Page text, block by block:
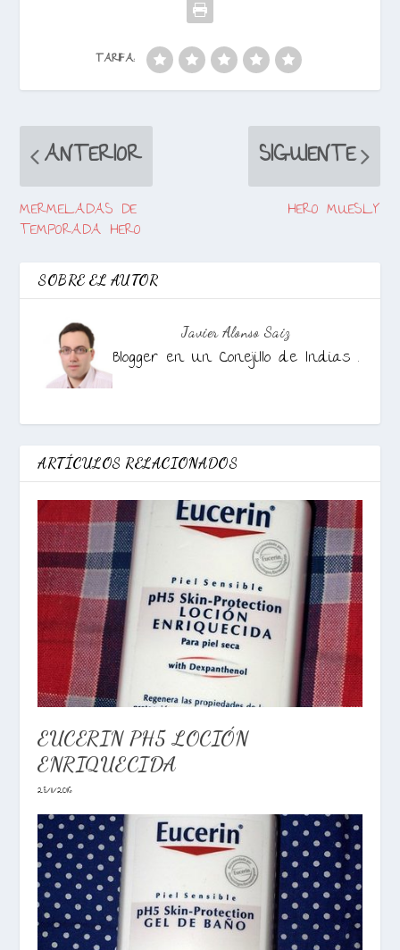
TARIFA:
ANTERIOR
MERMELADAS DE
TEMPORADA HERO
SIGUIENTE
HERO MUESLY
SOBRE EL AUTOR
Javier Alonso Saiz
Blogger en Un Conejillo de Indias .
ARTÍCULOS RELACIONADOS
EUCERIN PH5 LOCIÓN
ENRIQUECIDA
28/11/2016